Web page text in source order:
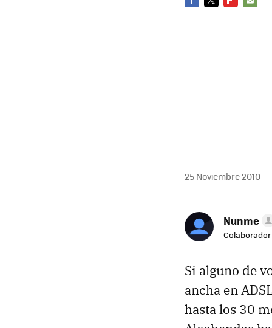
25 Noviembre 2010
Nunme
Colaborador
Si alguno de
ancha en
hasta los 30